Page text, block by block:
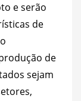
e serão
de
de
sejam